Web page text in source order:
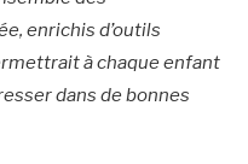
enrichis d’outils
à chaque enfant
dans de bonnes